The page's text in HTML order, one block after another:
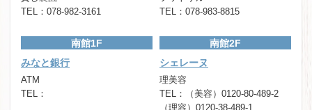
TEL：078-982-3161
TEL：078-983-8815
南館1F
みなと銀行
ATM
TEL：
南館2F
シェレーヌ
理美容
TEL：（美容）0120-80-489-2
（理容）0120-38-489-1